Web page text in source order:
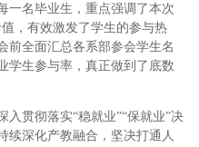
一名毕业生，重点强调了本次
，有效激发了学生的参与热
前全面汇总各系部参会学生名
学生参与率，真正做到了底数
贯彻落实“稳就业”“保就业”决
续深化产教融合，坚决打通人